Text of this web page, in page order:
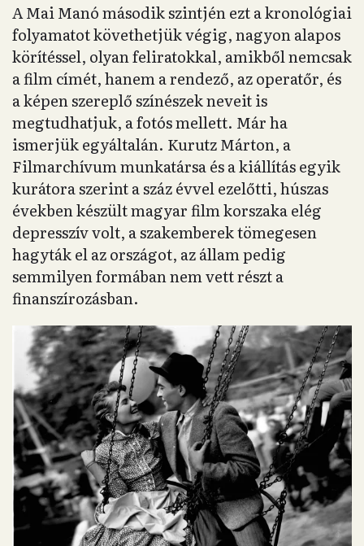
A Mai Manó második szintjén ezt a kronológiai
folyamatot követhetjük végig, nagyon alapos
körítéssel, olyan feliratokkal, amikből nemcsak
a film címét, hanem a rendező, az operatőr, és
a képen szereplő színészek neveit is
megtudhatjuk, a fotós mellett. Már ha
ismerjük egyáltalán. Kurutz Márton, a
Filmarchívum munkatársa és a kiállítás egyik
kurátora szerint a száz évvel ezelőtti, húszas
években készült magyar film korszaka elég
depresszív volt, a szakemberek tömegesen
hagyták el az országot, az állam pedig
semmilyen formában nem vett részt a
finanszírozásban.